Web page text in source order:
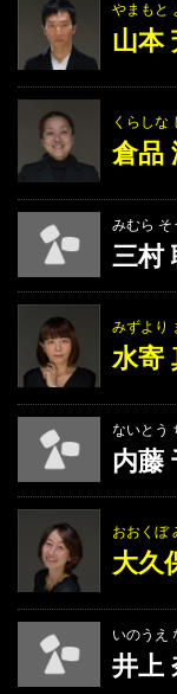
やまもと
山本
くらしな
倉品
みむら そ
三村
みずより
水寄
ないとう
内藤
おおくぼ
大久
いのうえ
井上